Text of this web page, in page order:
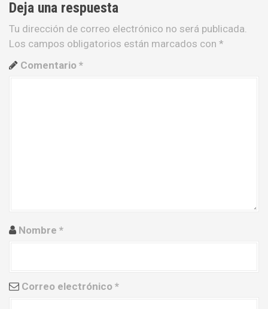
c
i
ó
r
d
Deja una respuesta
Tu dirección de correo electrónico no será publicada.
Los campos obligatorios están marcados con *
Comentario *
Nombre *
Correo electrónico *